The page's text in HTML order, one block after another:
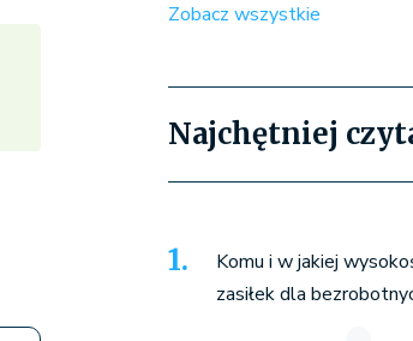
Zobacz wszystkie
Najchętniej
Komu i w jakiej
zasiłek dla